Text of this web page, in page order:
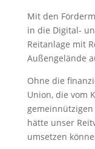
Mit den
in die Digital-
Reitanlage mit
Außengelände
Ohne die
Union, die vom
hätte unser
umsetzen